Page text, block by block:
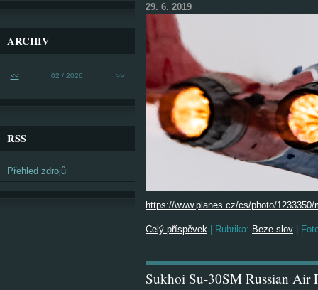
29. 6. 2019
https://www.planes.cz/cs/photo/
Celý příspěvek Rubrika: Beze slov
Sukhoi Su-30SM Russian Air
ARCHIV
<< 02 / 2026 >>
RSS
Přehled zdrojů